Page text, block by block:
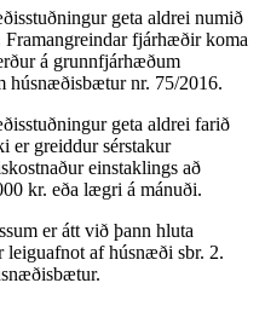
geta aldrei numið
fjárhæðir koma
á grunnfjárhæðum
húsnæðisbætur nr. 75/2016.
geta aldrei farið
greiddur sérstakur
einstaklings að
kr. eða lægri á mánuði.
er átt við þann hluta
af húsnæði sbr. 2.